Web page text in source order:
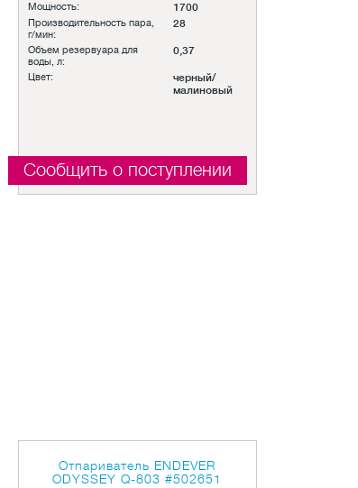
Мощность: 1700
Производительность пара,
г/мин:
28
Объем резервуара для
воды, л:
0,37
Цвет:
черный/
малиновый
Сообщить о поступлении
Отпариватель ENDEVER
ODYSSEY Q-803#502651